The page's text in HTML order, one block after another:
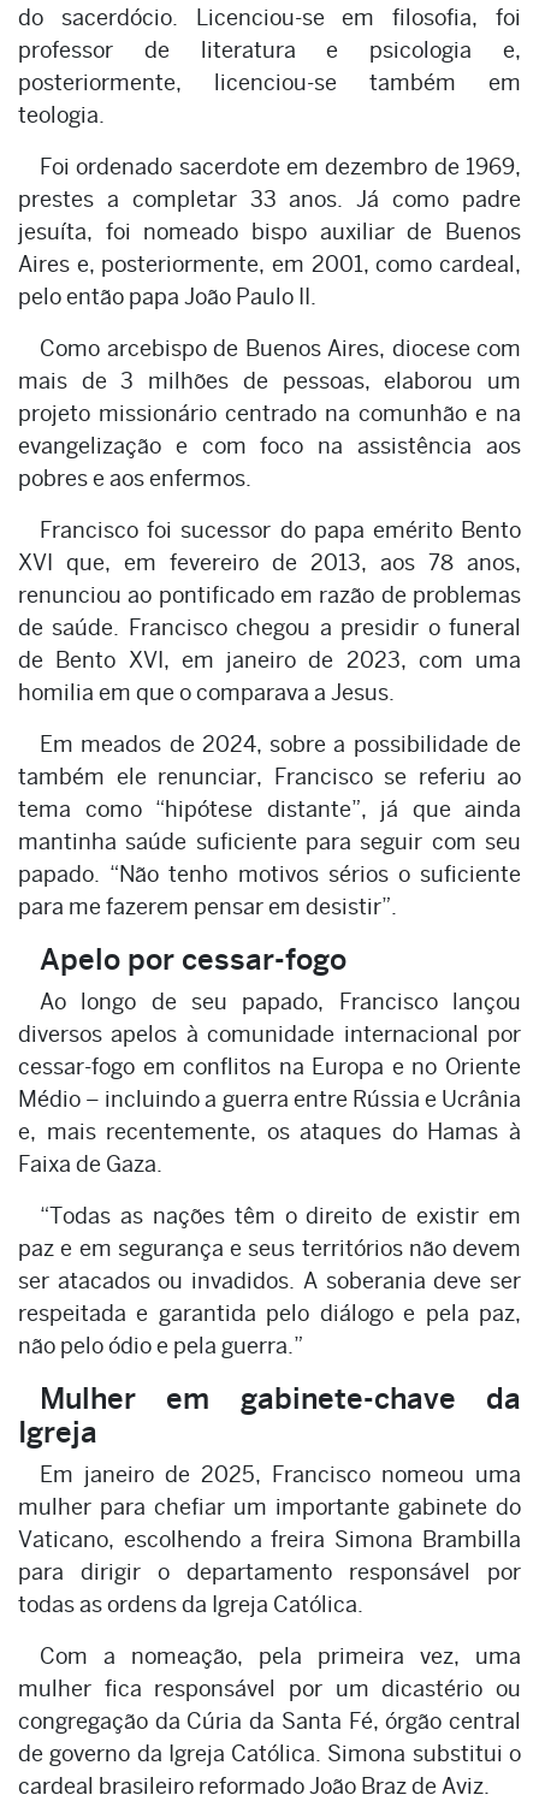
do sacerdócio. Licenciou-se em filosofia, foi
professor de literatura e psicologia e,
posteriormente, licenciou-se também em
teologia.
Foi ordenado sacerdote em dezembro de 1969,
prestes a completar 33 anos. Já como padre
jesuíta, foi nomeado bispo auxiliar de Buenos
Aires e, posteriormente, em 2001, como cardeal,
pelo então papa João Paulo II.
Como arcebispo de Buenos Aires, diocese com
mais de 3 milhões de pessoas, elaborou um
projeto missionário centrado na comunhão e na
evangelização e com foco na assistência aos
pobres e aos enfermos.
Francisco foi sucessor do papa emérito Bento
XVI que, em fevereiro de 2013, aos 78 anos,
renunciou ao pontificado em razão de problemas
de saúde. Francisco chegou a presidir o funeral
de Bento XVI, em janeiro de 2023, com uma
homilia em que o comparava a Jesus.
Em meados de 2024, sobre a possibilidade de
também ele renunciar, Francisco se referiu ao
tema como “hipótese distante”, já que ainda
mantinha saúde suficiente para seguir com seu
papado. “Não tenho motivos sérios o suficiente
para me fazerem pensar em desistir”.
Apelo por cessar-fogo
Ao longo de seu papado, Francisco lançou
diversos apelos à comunidade internacional por
cessar-fogo em conflitos na Europa e no Oriente
Médio – incluindo a guerra entre Rússia e Ucrânia
e, mais recentemente, os ataques do Hamas à
Faixa de Gaza.
“Todas as nações têm o direito de existir em
paz e em segurança e seus territórios não devem
ser atacados ou invadidos. A soberania deve ser
respeitada e garantida pelo diálogo e pela paz,
não pelo ódio e pela guerra.”
Mulher em gabinete-chave da
Igreja
Em janeiro de 2025, Francisco nomeou uma
mulher para chefiar um importante gabinete do
Vaticano, escolhendo a freira Simona Brambilla
para dirigir o departamento responsável por
todas as ordens da Igreja Católica.
Com a nomeação, pela primeira vez, uma
mulher fica responsável por um dicastério ou
congregação da Cúria da Santa Fé, órgão central
de governo da Igreja Católica. Simona substitui o
cardeal brasileiro reformado João Braz de Aviz.